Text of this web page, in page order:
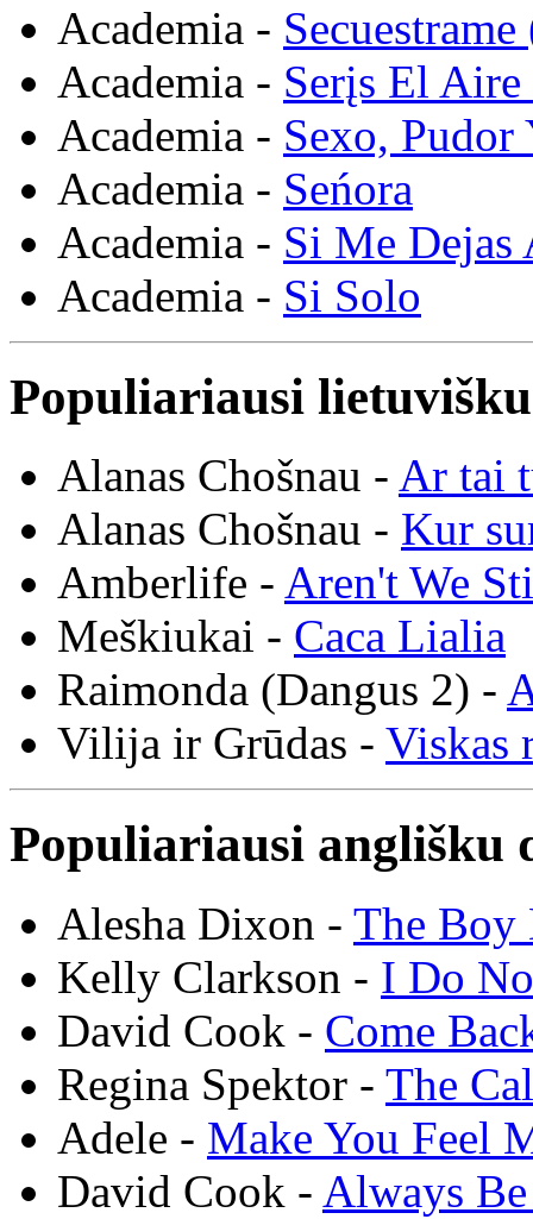
Academia -
Academia - Serįs El
Academia - Sexo,
Academia - Seńora
Academia - Si Me
Academia - Si Solo
Populiariausi
Alanas Chošnau - Ar tai
Alanas Chošnau - Kur
Amberlife - Aren't We
Meškiukai - Caca Lialia
Raimonda (Dangus 2) -
Vilija ir Grūdas - Viskas
Populiariausi anglišku
Alesha Dixon - The Boy
Kelly Clarkson - I Do
David Cook - Come
Regina Spektor - The
Adele - Make You Feel
David Cook - Always